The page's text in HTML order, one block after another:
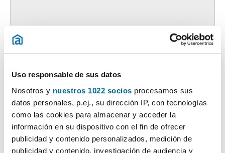
Uso responsable de sus datos
Nosotros y nuestros 1022 socios procesamos sus
datos personales, p.ej., su dirección IP, con tecnologías
como las cookies para almacenar y acceder la
información en su dispositivo con el fin de ofrecer
publicidad y contenido personalizados, medición de
publicidad y contenido, investigación de audiencia y
650€
Carme - Fingoi, Lugo
Chiama
Contatta
PREMIUM